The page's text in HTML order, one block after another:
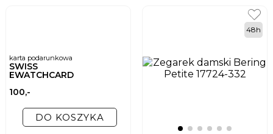
karta podarunkowa
SWISS
EWATCHCARD
100,-
DO KOSZYKA
48h